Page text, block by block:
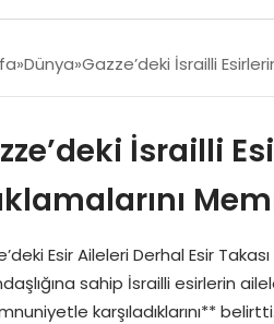
Dünya Gazze’deki İsrailli
İsrailli
Esir Aileleri Derhal Esir
sahip İsrailli esirlerin
karşıladıklarını**